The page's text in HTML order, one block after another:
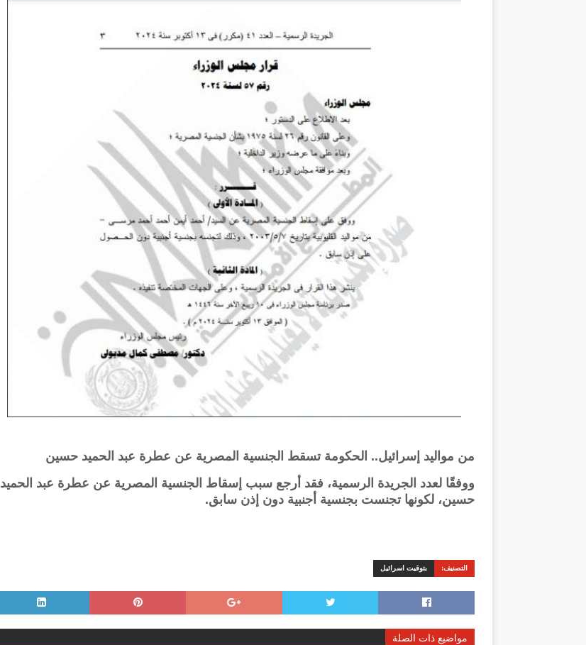
من مواليد إسرائيل.. الحكومة تسقط الجنسية المصرية عن عطرة عبد الحميد حسين
ووفقًا لعدد الجريدة الرسمية، فقد أرجع سبب إسقاط الجنسية المصرية عن عطرة عبد الحميد
حسين، لكونها تجنست بجنسية أجنبية دون إذن سابق.
التصنيف: بتوقيت اسرائيل
مواضيع ذات الصلة